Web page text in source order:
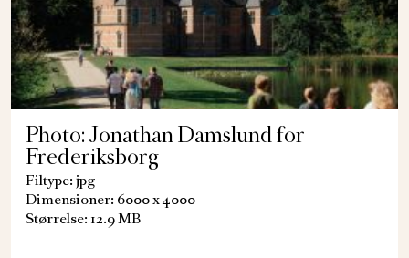
Photo: Jonathan Damslund for
Frederiksborg
Filtype: jpg
Dimensioner: 6000 x 4000
Størrelse: 12.9 MB